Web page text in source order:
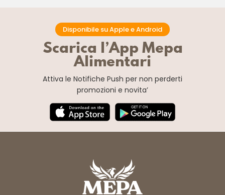
Disponibile su Apple e Android
Scarica l’App Mepa
Alimentari
Attiva le Notifiche Push per non perderti
promozioni e novita’